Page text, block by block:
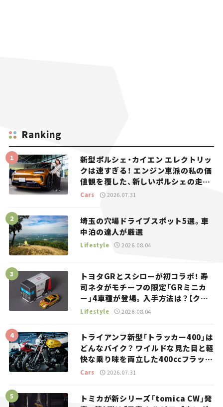
Ranking
新型ポルシェ・カイエン エレクトリッ
クは速すぎる！ エンジン車派の私の価
値観を覆した、新しいポルシェの走
り。
Cars 2026.07.31
埼玉の穴場ドライブスポット5選。車
中泊の達人が厳選
Lifestyle 2026.08.04
トヨタGRとスシローが初コラボ！ 寿
司ネタがモチーフの限定「GRミニカ
ー」4車種が登場。入手方法は？【クル
マとホビー】
Lifestyle 2026.08.04
トライアンフ新型「トラッカー400」は
どんなバイク？ ワイルドな見た目と軽
快な乗り味を両立した400ccフラット
トラッカー【試乗レビュー】
Cars 2026.07.31
トミカが新シリーズ「tomica CW」発